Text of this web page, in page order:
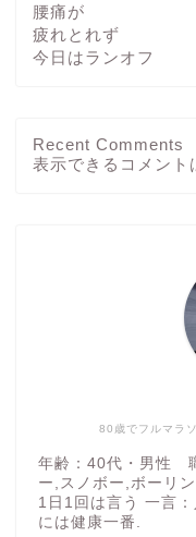
腰痛が
疲れとれず
今日はランオフ
Recent Comments
表示できるコメント
80歳でフルマラ
年齢：40代・男性
ー,スノボー,ボーリ
1日1回は言う 一言
には健康一番.